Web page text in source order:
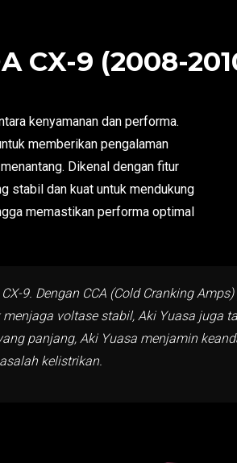
CX-9 (2008-
kenyamanan dan performa.
memberikan pengalaman
Dikenal dengan fitur
stabil dan kuat untuk mendukung
memastikan performa optimal
9. Dengan CCA (Cold Cranking
voltase stabil, Aki Yuasa juga
panjang, Aki Yuasa menjamin
kelistrikan.